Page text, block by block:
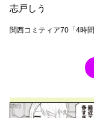
志戸しう
関西コミティア70「4時